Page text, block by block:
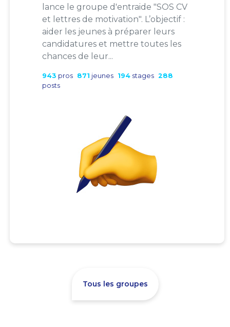
lance le groupe d'entraide "SOS CV
et lettres de motivation". L’objectif :
aider les jeunes à préparer leurs
candidatures et mettre toutes les
chances de leur...
943 pros 871 jeunes 194 stages 288
posts
Tous les groupes